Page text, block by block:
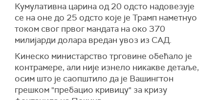
Кумулативна царина од 20 одсто надовезује
се на оне до 25 одсто које је Трамп наметнуо
током свог првог мандата на око 370
милијарди долара вредан увоз из САД.
Кинеско министарство трговине обећало је
контрамере, али није изнело никакве детаље,
осим што је саопштило да је Вашингтон
грешком "пребацио кривицу" за кризу